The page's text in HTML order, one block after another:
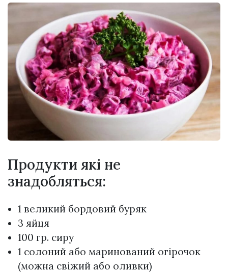
Продукти які не
знадобляться:
1 великий бордовий буряк
3 яйця
100 гр. сиру
1 солоний або маринований огірочок
(можна свіжий або оливки)